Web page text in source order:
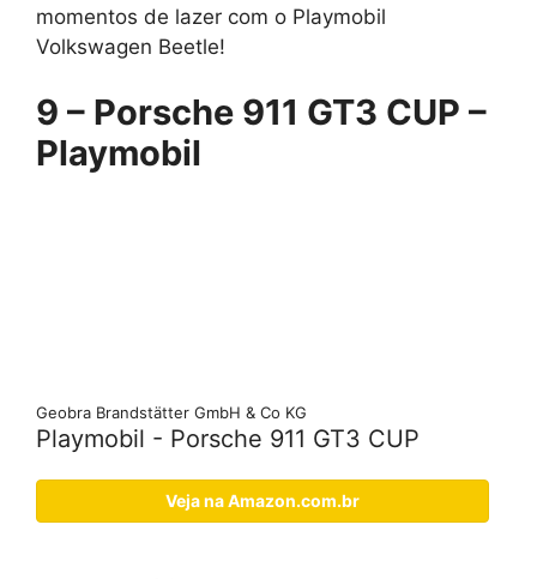
momentos de lazer com o Playmobil
Volkswagen Beetle!
9 – Porsche 911 GT3 CUP –
Playmobil
Geobra Brandstätter GmbH & Co KG
Playmobil - Porsche 911 GT3 CUP
Veja na Amazon.com.br